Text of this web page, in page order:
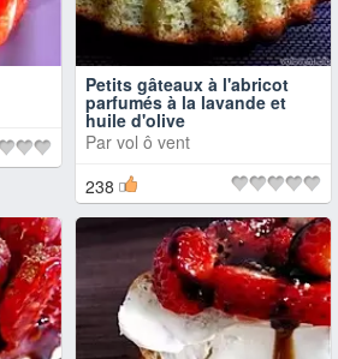
Petits gâteaux à l'abricot
parfumés à la lavande et
huile d'olive
Par vol ô vent
238